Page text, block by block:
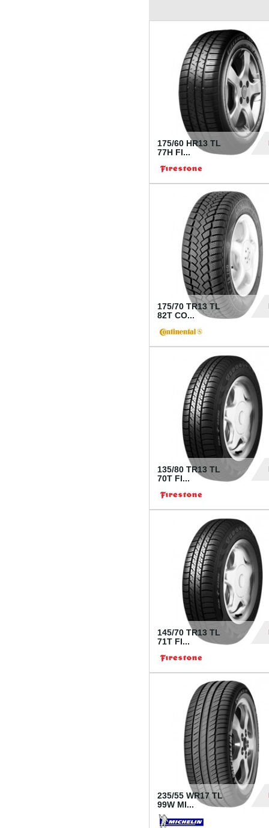
175/60 HR13 TL
77H FI...
175/70 TR13 TL
82T CO...
135/80 TR13 TL
70T FI...
145/70 TR13 TL
71T FI...
235/55 WR17 TL
99W MI...